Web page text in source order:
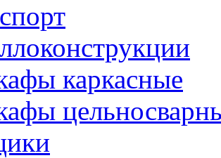
каркасные